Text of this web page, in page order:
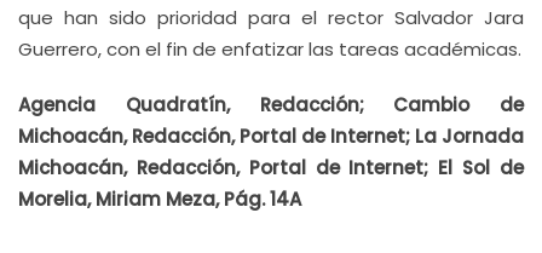
que han sido prioridad para el rector Salvador Jara
Guerrero, con el fin de enfatizar las tareas académicas.
Agencia Quadratín, Redacción; Cambio de
Michoacán, Redacción, Portal de Internet; La Jornada
Michoacán, Redacción, Portal de Internet; El Sol de
Morelia, Miriam Meza, Pág. 14A